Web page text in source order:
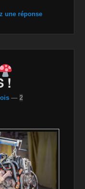
ta
g
er
une réponse
!
—2